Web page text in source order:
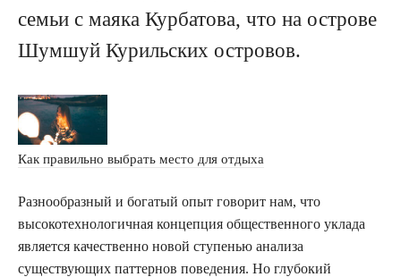
семьи с маяка Курбатова, что на острове
Шумшуй Курильских островов.
Как правильно выбрать место для отдыха
Разнообразный и богатый опыт говорит нам, что
высокотехнологичная концепция общественного уклада
является качественно новой ступенью анализа
существующих паттернов поведения. Но глубокий